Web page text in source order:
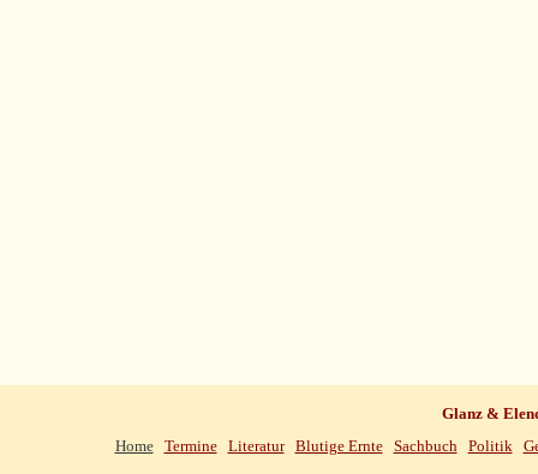
Glanz &
Home
Termine Literatur Blutige Ernte Sachbuch Politik